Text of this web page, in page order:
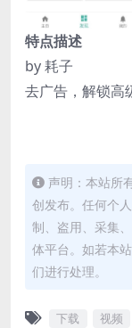
特点描述
by 耗子
去广告，解锁高
声明：本站所
创发布。任何个
制、盗用、采集
体平台。如若本
们进行处理。
下载 视频